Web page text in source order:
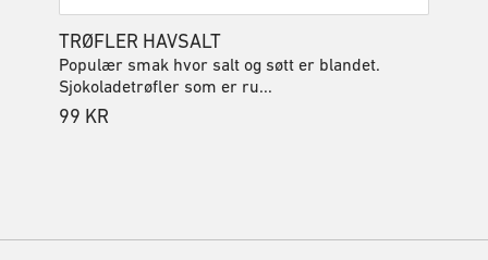
TRØFLER HAVSALT
Populær smak hvor salt og søtt er blandet.
Sjokoladetrøfler som er ru...
99 KR